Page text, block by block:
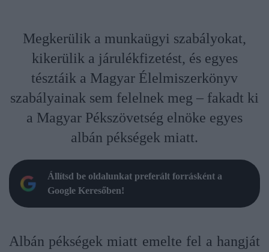
Megkerülik a munkaügyi szabályokat,
kikerülik a járulékfizetést, és egyes
tésztáik a Magyar Élelmiszerkönyv
szabályainak sem felelnek meg – fakadt ki
a Magyar Pékszövetség elnöke egyes
albán pékségek miatt.
Állítsd be oldalunkat preferált forrásként a
Google Keresőben!
Albán pékségek miatt emelte fel a hangját